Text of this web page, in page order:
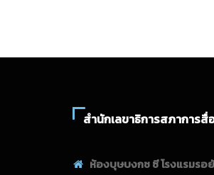
สำนักเลขาธิการสภาการ
ห้องบุษบงกช ซี โรงแรมรอ